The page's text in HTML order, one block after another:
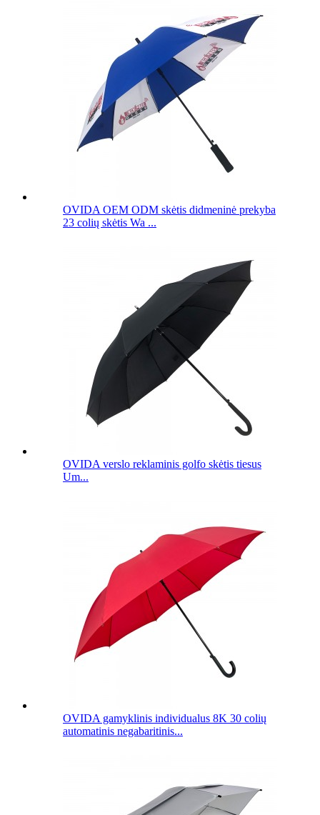
OVIDA OEM ODM skėtis didmeninė prekyba
23 colių skėtis Wa ...
OVIDA verslo reklaminis golfo skėtis tiesus
Um...
OVIDA gamyklinis individualus 8K 30 colių
automatinis negabaritinis...